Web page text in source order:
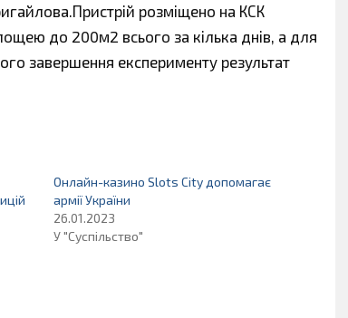
розміщено на КСК
до 200м2 всього за кілька днів, а для
завершення експерименту результат
Онлайн-казино Slots City допомагає
армії України
26.01.2023
У "Суспільство"